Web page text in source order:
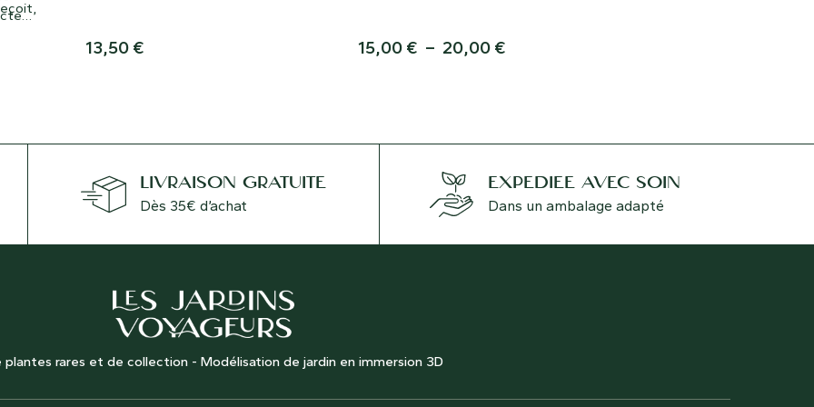
13,50 € 15,00 € – 20,00 €
LIVRAISON GRATUITE
Dès 35€ d’achat
EXPÉDIÉE AVEC SOIN
Dans un ambalage adapté
plantes rares et de collection - Modélisation de jardin en immersion 3D